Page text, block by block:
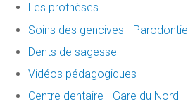
Les prothèses
Soins des gencives - Parodontie
Dents de sagesse
Vidéos pédagogiques
Centre dentaire - Gare du Nord